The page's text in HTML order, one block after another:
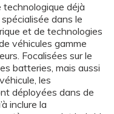
déjà
dans le
et de technologies
véhicules gamme
Focalisées sur le
batteries, mais aussi
les
déployées dans de
inclure la